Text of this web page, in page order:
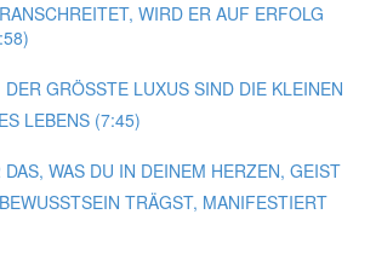
WIRD ER AUF ERFOLG
GRÖSSTE LUXUS SIND DIE KLEINEN
LEBENS (7:45)
WAS DU IN DEINEM HERZEN, GEIST
TRÄGST, MANIFESTIERT